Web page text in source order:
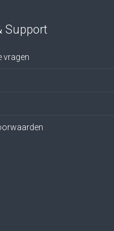
Support
vragen